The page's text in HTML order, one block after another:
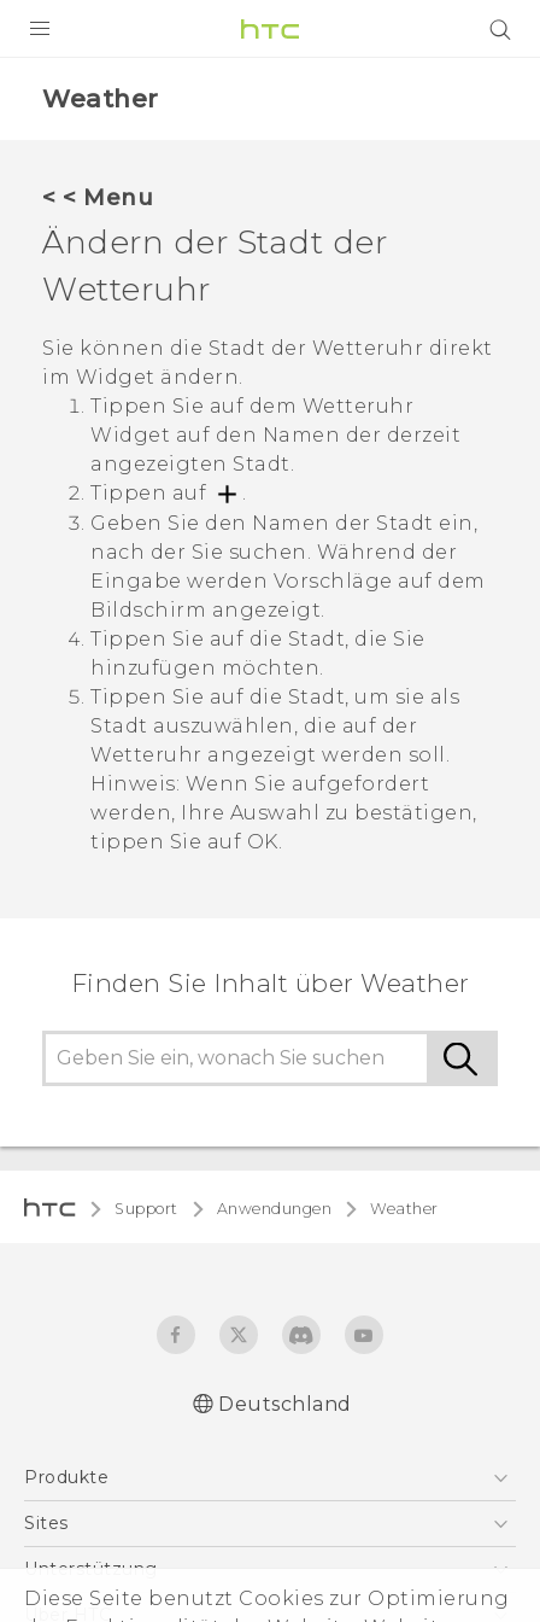
Diese Seite benutzt Cookies zur Optimierung
SMARTPHONES
UNTERSTÜTZUNG
HTC-Geräte und Zubehör
Anmelden
Weather
< < Menu
Ändern der Stadt der
Wetteruhr
Sie können die Stadt der Wetteruhr direkt
im Widget ändern.
Tippen Sie auf dem Wetteruhr
Widget auf den Namen der derzeit
angezeigten Stadt.
Tippen auf
Geben Sie den Namen der Stadt ein,
nach der Sie suchen. Während der
Eingabe werden Vorschläge auf dem
Bildschirm angezeigt.
Tippen Sie auf die Stadt, die Sie
hinzufügen möchten.
Tippen Sie auf die Stadt, um sie als
Stadt auszuwählen, die auf der
Wetteruhr angezeigt werden soll.
Hinweis: Wenn Sie aufgefordert
werden, Ihre Auswahl zu bestätigen,
tippen Sie auf OK.
Finden Sie Inhalt über‎ Weather
Support Anwendungen Weather
Deutschland
Produkte
Smartphones
VIVE
Sites
HTC Dev
HTC Vive
Unterstützung
Unterstützung
Über HTC